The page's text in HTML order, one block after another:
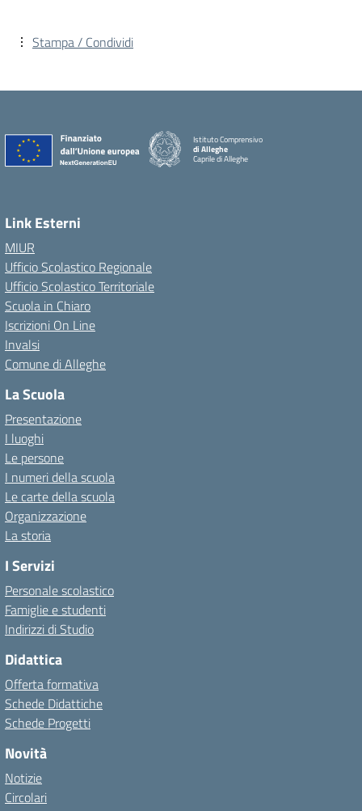
Stampa / Condividi
Istituto Comprensivo
di Alleghe
Caprile di Alleghe
Link Esterni
MIUR
Ufficio Scolastico Regionale
Ufficio Scolastico Territoriale
Scuola in Chiaro
Iscrizioni On Line
Invalsi
Comune di Alleghe
La Scuola
Presentazione
I luoghi
Le persone
I numeri della scuola
Le carte della scuola
Organizzazione
La storia
I Servizi
Personale scolastico
Famiglie e studenti
Indirizzi di Studio
Didattica
Offerta formativa
Schede Didattiche
Schede Progetti
Novità
Notizie
Circolari